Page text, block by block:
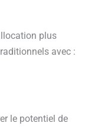
plus
avec :
le potentiel de